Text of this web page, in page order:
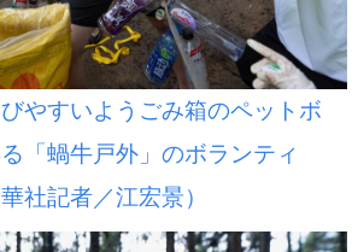
やすいようごみ箱のペットボ
「蝸牛戸外」のボランティ
社記者／江宏景）